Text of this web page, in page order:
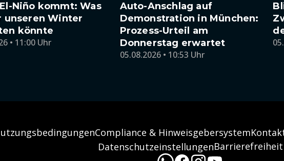
Niño kommt: Was
unseren Winter
könnte
• 11:00 Uhr
Auto-Anschlag auf
Demonstration in München:
Prozess-Urteil am
Donnerstag erwartet
05.08.2026 • 10:53 Uhr
Compliance & Hinweisgebersystem
DatenschutzeinstellungenBarrierefreiheit